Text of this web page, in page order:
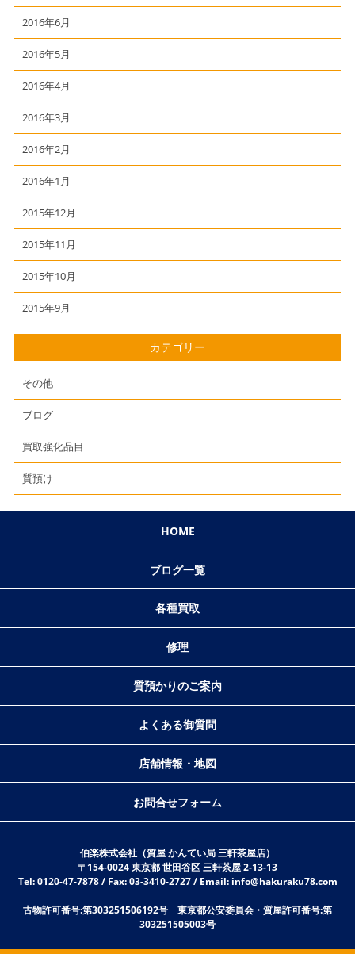
2016年6月
2016年5月
2016年4月
2016年3月
2016年2月
2016年1月
2015年12月
2015年11月
2015年10月
2015年9月
カテゴリー
その他
ブログ
買取強化品目
質預け
HOME
ブログ一覧
各種買取
修理
質預かりのご案内
よくある御質問
店舗情報・地図
お問合せフォーム
伯楽株式会社（質屋 かんてい局 三軒茶屋店）
〒154-0024 東京都 世田谷区 三軒茶屋 2-13-13
Tel: 0120-47-7878 / Fax: 03-3410-2727 / Email: info@hakuraku78.com
古物許可番号:第303251506192号 東京都公安委員会・質屋許可番号:第
303251505003号